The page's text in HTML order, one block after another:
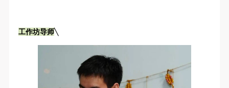
工作坊导师╲